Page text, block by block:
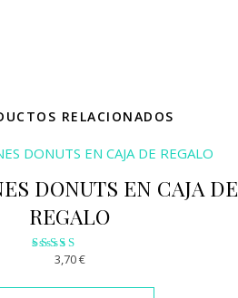
RELACIONADOS
DONUTS EN CAJA DE
REGALO
Valorado
2.95
3,70€